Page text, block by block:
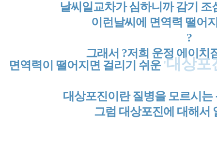
날씨 일교차가 심하니까 감기 조
이런날씨에 면역력 떨어
?
그래서 ?저희 운정 에이치
면역력이 떨어지면 걸리기 쉬운 '대상포
대상포진이란 질병을 모르시는
그럼 대상포진에 대해서